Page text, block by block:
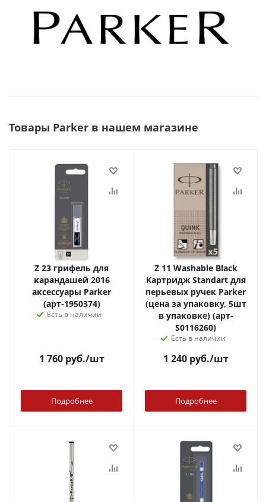
Товары Parker в нашем магазине
Z 23 грифель для
карандашей 2016
аксессуары Parker
(арт-1950374)
Есть в наличии
1 760руб./шт
Подробнее
Z 11 Washable Black
Картридж Standart для
перьевых ручек Parker
(цена за упаковку, 5шт
в упаковке) (арт-
S0116260)
Есть в наличии
1 240руб./шт
Подробнее